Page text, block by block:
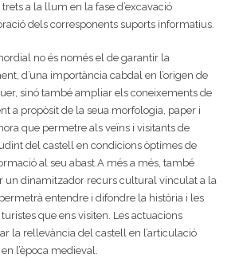
a la llum en la fase d’excavació
dels corresponents suports informatius.
no és només el de garantir la
d’una importància cabdal en l’origen de
sinó també ampliar els coneixements de
a propòsit de la seua morfologia, paper i
que permetre als veïns i visitants de
del castell en condicions òptimes de
al seu abast.A més a més, també
un dinamitzador recurs cultural vinculat a la
entendre i difondre la història i les
que ens visiten. Les actuacions
la rellevància del castell en l’articulació
l’època medieval.